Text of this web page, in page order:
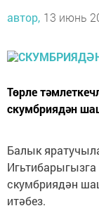
автор, 13 июнь
Төрле
скумбриядән
Балык
скумбриядән
итәбез.